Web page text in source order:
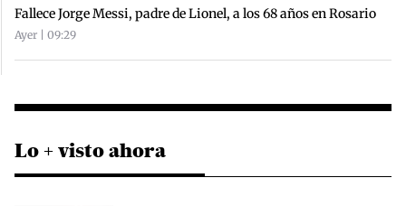
Fallece Jorge Messi, padre de Lionel, a los 68 años en Rosario
Ayer | 09:29
Lo + visto ahora